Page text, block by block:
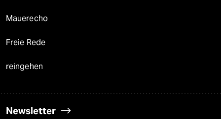
Mauerecho
Freie Rede
reingehen
Newsletter